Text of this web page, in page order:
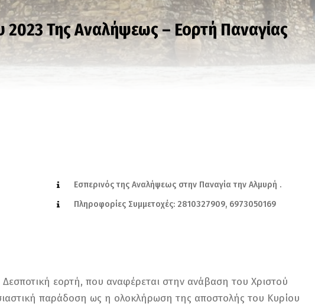
2023 Της Αναλήψεως – Εορτή Παναγίας
Εσπερινός της Αναλήψεως στην Παναγία την Αλμυρή .
Πληροφορίες Συμμετοχές: 2810327909, 6973050169
εορτή, που αναφέρεται στην ανάβαση του Χριστού
παράδοση ως η ολοκλήρωση της αποστολής του Κυρίου